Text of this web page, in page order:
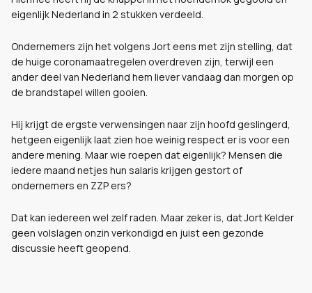
eigenlijk Nederland in 2 stukken verdeeld.
Ondernemers zijn het volgens Jort eens met zijn stelling, dat
de huige coronamaatregelen overdreven zijn, terwijl een
ander deel van Nederland hem liever vandaag dan morgen op
de brandstapel willen gooien.
Hij krijgt de ergste verwensingen naar zijn hoofd geslingerd,
hetgeen eigenlijk laat zien hoe weinig respect er is voor een
andere mening. Maar wie roepen dat eigenlijk? Mensen die
iedere maand netjes hun salaris krijgen gestort of
ondernemers en ZZP ers?
Dat kan iedereen wel zelf raden. Maar zeker is, dat Jort Kelder
geen volslagen onzin verkondigd en juist een gezonde
discussie heeft geopend.